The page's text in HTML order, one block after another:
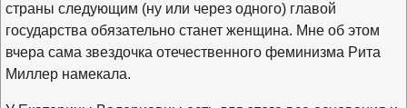
страны следующим (ну или через одного) главой
государства обязательно станет женщина. Мне об этом
вчера сама звездочка отечественного феминизма Рита
Миллер намекала.